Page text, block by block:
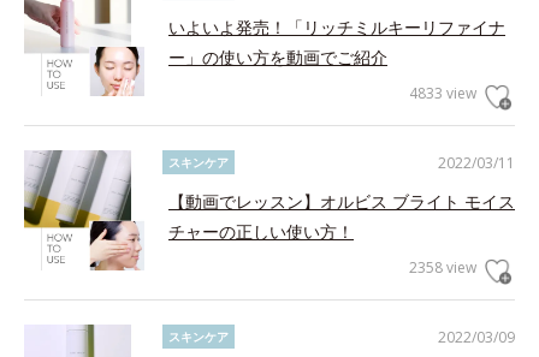
いよいよ発売！「リッチミルキーリファイナ
ー」の使い方を動画でご紹介
4833 view
2022/03/11
スキンケア
【動画でレッスン】オルビス ブライト モイス
チャーの正しい使い方！
2358 view
2022/03/09
スキンケア